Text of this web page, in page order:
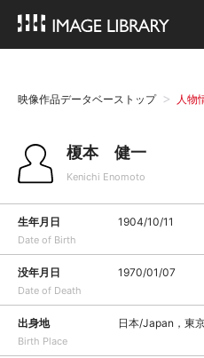
映像作品データベーストップ 人物
榎本 健一
Kenichi Enomoto
生年月日
Date of Birth
1904/10/11
没年月日
Date of Death
1970/01/07
出身地
Birth Place
日本/Japan，東